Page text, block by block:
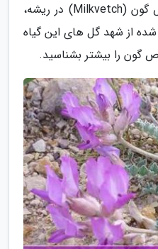
به گزارش مهسان بلاگ، خواص گون (Milkvetch) در ریشه،
از شهد گل های این گیاه
گون را بیشتر بشناسید.